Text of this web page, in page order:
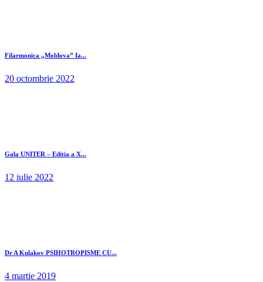
Filarmonica „Moldova” Ia...
20 octombrie 2022
Gala UNITER – Editia a X...
12 iulie 2022
Dr A Kulakov PSIHOTROPISME CU...
4 martie 2019